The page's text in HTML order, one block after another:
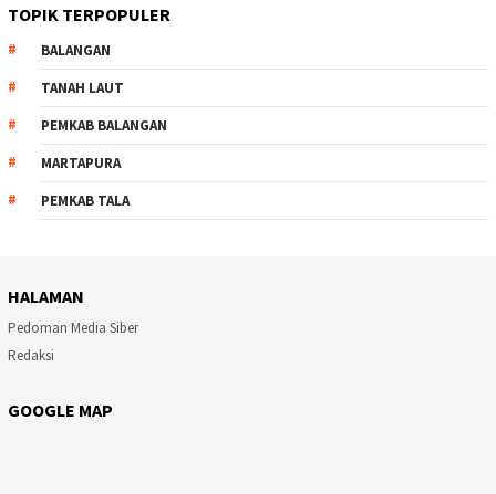
TOPIK TERPOPULER
BALANGAN
TANAH LAUT
PEMKAB BALANGAN
MARTAPURA
PEMKAB TALA
HALAMAN
Pedoman Media Siber
Redaksi
GOOGLE MAP